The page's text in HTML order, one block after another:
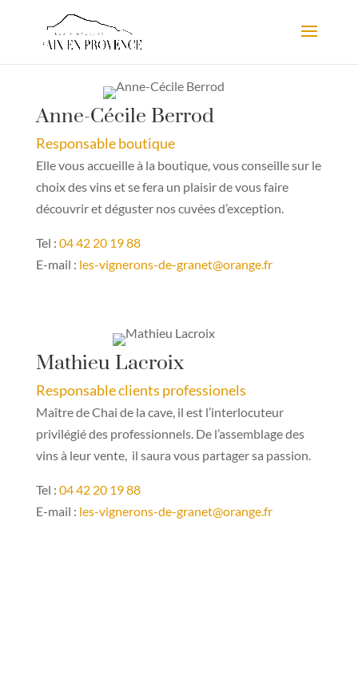
Anne-Cécile Berrod
Responsable boutique
Elle vous accueille à la boutique, vous conseille sur le
choix des vins et se fera un plaisir de vous faire
découvrir et déguster nos cuvées d’exception.
Tel : 04 42 20 19 88
E-mail : les-vignerons-de-granet@orange.fr
Mathieu Lacroix
Responsable clients professionels
Maître de Chai de la cave, il est l’interlocuteur
privilégié des professionnels. De l’assemblage des
vins à leur vente, il saura vous partager sa passion.
Tel : 04 42 20 19 88
E-mail : les-vignerons-de-granet@orange.fr